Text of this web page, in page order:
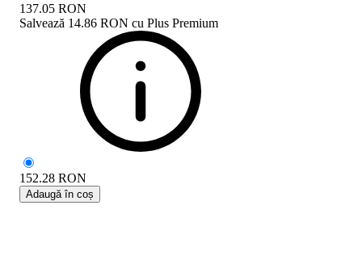
137.05 RON
Salvează 14.86 RON cu Plus Premium
152.28 RON
Adaugă în coș